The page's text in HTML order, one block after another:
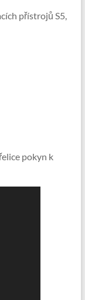
přístrojů S5,
pokyn k